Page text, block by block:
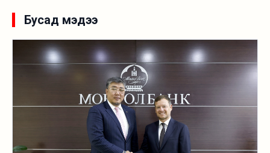
ХХК-ийн удирдлагууд гарын үсэг зурсан юм. Олзуурхууштай
нь эдгээр компаний удирдлагууд тус хамтралт сэтгэлд
Бусад мэдээ